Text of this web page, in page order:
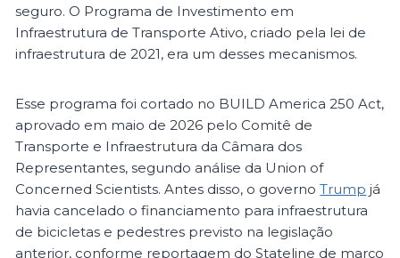
seguro. O Programa de Investimento em
Infraestrutura de Transporte Ativo, criado pela lei de
infraestrutura de 2021, era um desses mecanismos.
Esse programa foi cortado no BUILD America 250 Act,
aprovado em maio de 2026 pelo Comitê de
Transporte e Infraestrutura da Câmara dos
Representantes, segundo análise da Union of
Concerned Scientists. Antes disso, o governoTrump já
havia cancelado o financiamento para infraestrutura
de bicicletas e pedestres previsto na legislação
anterior, conforme reportagem do Stateline de março